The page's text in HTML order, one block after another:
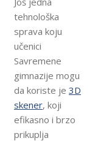
tehnološka
sprava koju
učenici
Savremene
gimnazije mogu
da koriste je 3D
skener, koji
efikasno i brzo
prikuplja